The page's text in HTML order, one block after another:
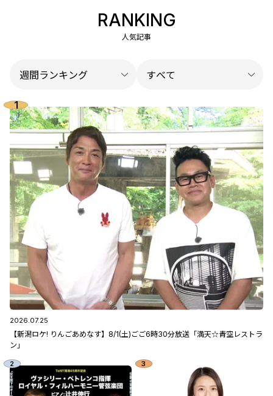
RANKING
人気記事
2026.07.25
【新潟ロケ! りんごあめなす】8/1(土)ごご6時30分放送「満天☆青空レストラ
ン」